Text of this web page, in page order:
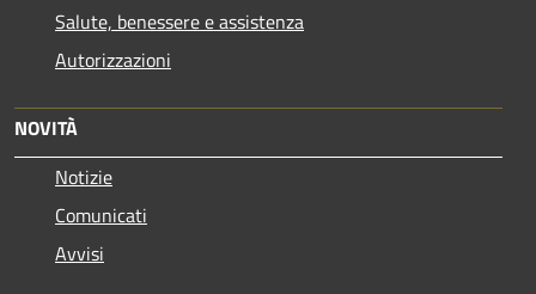
Salute, benessere e assistenza
Autorizzazioni
NOVITÀ
Notizie
Comunicati
Avvisi